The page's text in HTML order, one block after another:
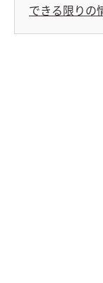
できる限りの